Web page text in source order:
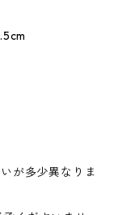
が多少異なりま